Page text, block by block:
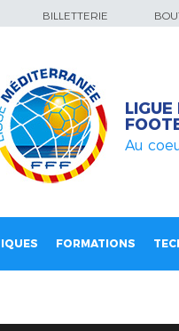
BILLETTERIE
Au
FORMATIONS